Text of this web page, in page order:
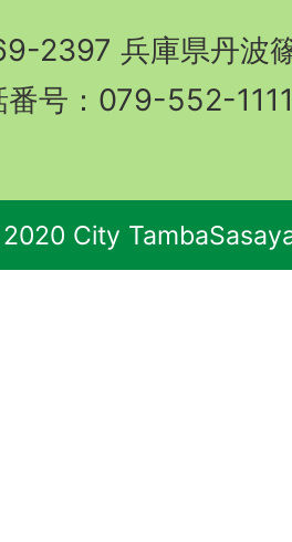
2397 兵庫県丹波
番号：079-552-
City